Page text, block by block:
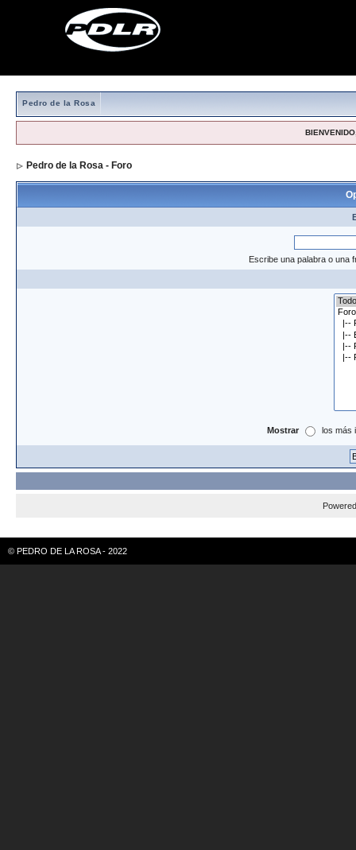
Pedro de la Rosa
Pedro de la Rosa - Foro
Escribe una palabra o una
Mostrar los más
© PEDRO DE LA ROSA - 2022